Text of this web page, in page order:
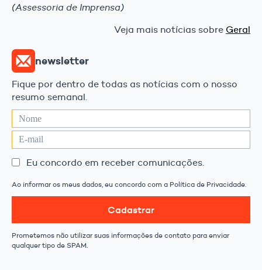
(Assessoria de Imprensa)
Veja mais notícias sobre Geral
newsletter
Fique por dentro de todas as notícias com o nosso
resumo semanal.
Eu concordo em receber comunicações.
Ao informar os meus dados, eu concordo com a Política de Privacidade.
Cadastrar
Prometemos não utilizar suas informações de contato para enviar
qualquer tipo de SPAM.